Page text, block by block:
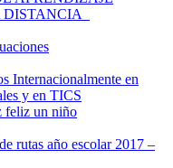
DISTANCIA
Internacionalmente en
y en TICS
feliz un niño
rutas año escolar 2017 –